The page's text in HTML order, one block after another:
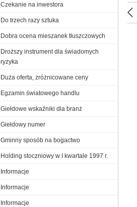
Czekanie na inwestora
Do trzech razy sztuka
Dobra ocena mieszanek tłuszczowych
Droższy instrument dla świadomych
ryzyka
Duża oferta, zróżnicowane ceny
Egzamin światowego handlu
Giełdowe wskaźniki dla branż
Giełdowy numer
Gminny sposób na bogactwo
Holding stoczniowy w I kwartale 1997 r.
Informacje
Informacje
Informacje